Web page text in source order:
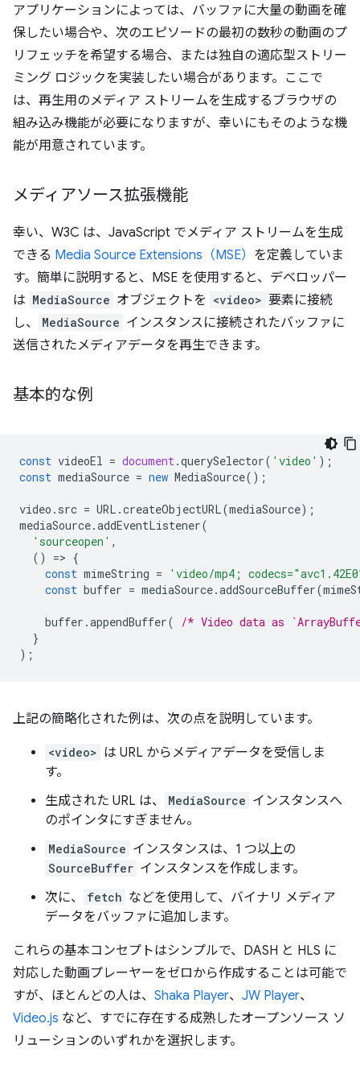
アプリケーションによっては、バッファに大量の動画を確
保したい場合や、次のエピソードの最初の数秒の動画のプ
リフェッチを希望する場合、または独自の適応型ストリー
ミング ロジックを実装したい場合があります。ここで
は、再生用のメディア ストリームを生成するブラウザの
組み込み機能が必要になりますが、幸いにもそのような機
能が用意されています。
メディアソース拡張機能
幸い、W3C は、JavaScript でメディア ストリームを生成
できる Media Source Extensions（MSE） を定義していま
す。簡単に説明すると、MSE を使用すると、デベロッパー
は MediaSource オブジェクトを <video> 要素に接続
し、
MediaSource インスタンスに接続されたバッファに
送信されたメディアデータを再生できます。
基本的な例
const videoEl = document.querySelector( 'video' );
const mediaSource = new MediaSource();
video . src = URL .createObjectURL(mediaSource);
mediaSource.addEventListener(
'sourceopen' ,
()
=> {
const mimeString =
'video/mp4;
const buffer = mediaSource.addSourceBuffer(
buffer .appendBuffer(
/* Video data as
}
);
上記の簡略化された例は、次の点を説明しています。
<video> は URL からメディアデータを受信しま
す。
生成された URL は、
MediaSource インスタンスへ
のポインタにすぎません。
MediaSource インスタンスは、1 つ以上の
SourceBuffer インスタンスを作成します。
次に、
fetch などを使用して、バイナリ メディア
データをバッファに追加します。
これらの基本コンセプトはシンプルで、DASH と HLS に
対応した動画プレーヤーをゼロから作成することは可能で
すが、ほとんどの人は、 Shaka Player、 JW Player、
Video.js など、すでに存在する成熟したオープンソース ソ
リューションのいずれかを選択します。